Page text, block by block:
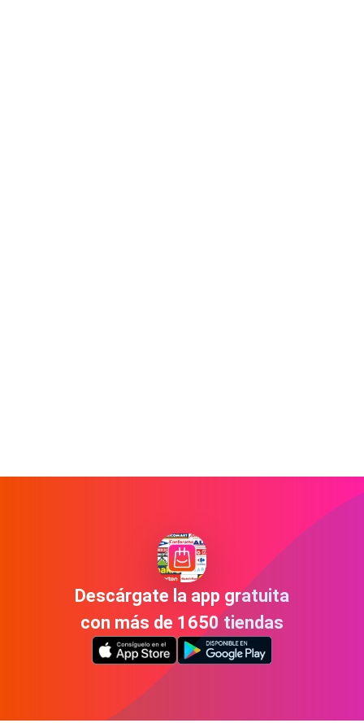
Descárgate la app gratuita
con más de 1650 tiendas